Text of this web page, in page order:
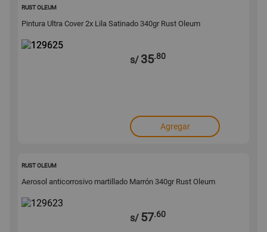
RUST OLEUM
Pintura Ultra Cover 2x Lila Satinado 340gr Rust Oleum
s/ 35.80
Agregar
RUST OLEUM
Aerosol anticorrosivo martillado Marrón 340gr Rust Oleum
s/ 57.60